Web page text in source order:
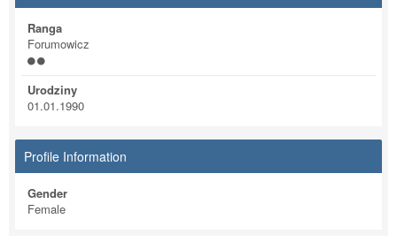
Ranga
Forumowicz
Urodziny
01.01.1990
Profile Information
Gender
Female